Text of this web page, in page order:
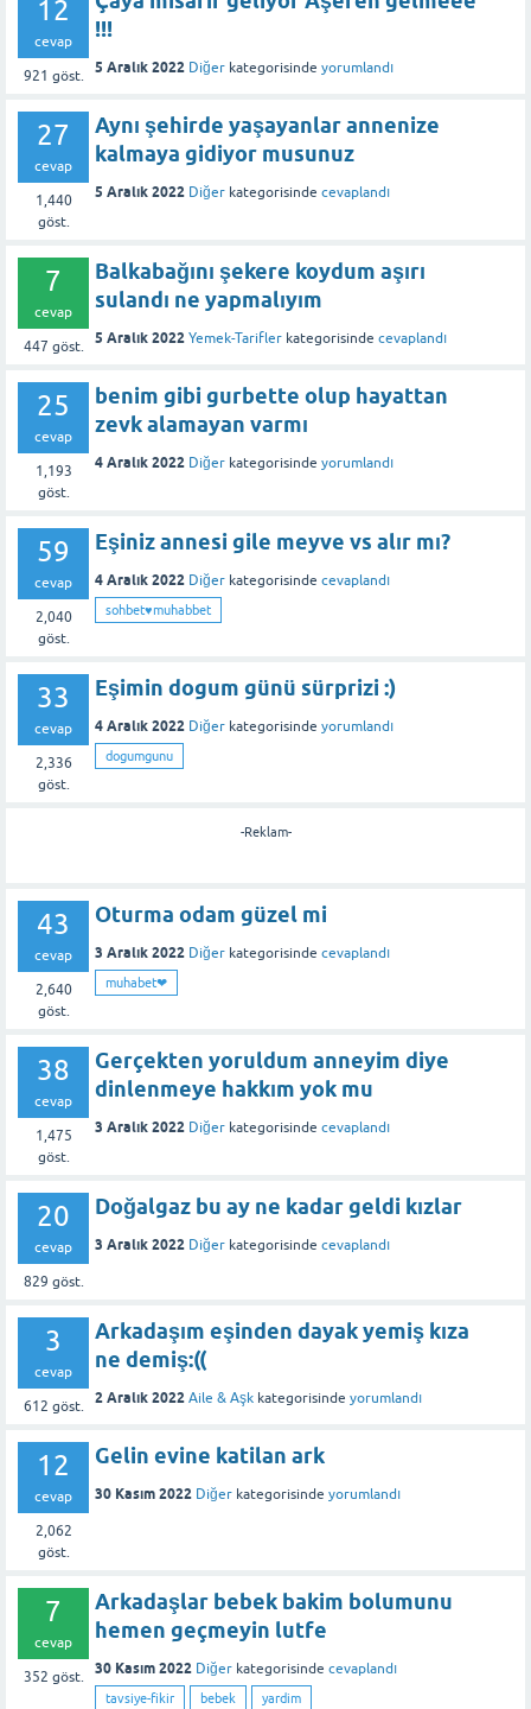
12
cevap
921 göst.
!!!
5 Aralık 2022 Diğer kategorisinde yorumlandı
27
cevap
1,440
göst.
Aynı şehirde yaşayanlar annenize
kalmaya gidiyor musunuz
5 Aralık 2022 Diğer kategorisinde cevaplandı
7
cevap
447 göst.
Balkabağını şekere koydum aşırı
sulandı ne yapmalıyım
5 Aralık 2022 Yemek-Tarifler kategorisinde cevaplandı
25
cevap
1,193
göst.
benim gibi gurbette olup hayattan
zevk alamayan varmı
4 Aralık 2022 Diğer kategorisinde yorumlandı
59
cevap
2,040
göst.
Eşiniz annesi gile meyve vs alır mı?
4 Aralık 2022 Diğer kategorisinde cevaplandı
sohbet♥️muhabbet
33
cevap
2,336
göst.
Eşimin dogum günü sürprizi :)
4 Aralık 2022 Diğer kategorisinde yorumlandı
dogumgunu
-Reklam-
43
cevap
2,640
göst.
Oturma odam güzel mi
3 Aralık 2022 Diğer kategorisinde cevaplandı
muhabet❤
38
cevap
1,475
göst.
Gerçekten yoruldum anneyim diye
dinlenmeye hakkım yok mu
3 Aralık 2022 Diğer kategorisinde cevaplandı
20
cevap
829 göst.
Doğalgaz bu ay ne kadar geldi kızlar
3 Aralık 2022 Diğer kategorisinde cevaplandı
3
cevap
612 göst.
Arkadaşım eşinden dayak yemiş kıza
ne demiş:((
2 Aralık 2022 Aile & Aşk kategorisinde yorumlandı
12
cevap
2,062
göst.
Gelin evine katilan ark
30 Kasım 2022 Diğer kategorisinde yorumlandı
7
cevap
352 göst.
Arkadaşlar bebek bakim bolumunu
hemen geçmeyin lutfe
30 Kasım 2022 Diğer kategorisinde cevaplandı
tavsiye-fikir bebek yardim